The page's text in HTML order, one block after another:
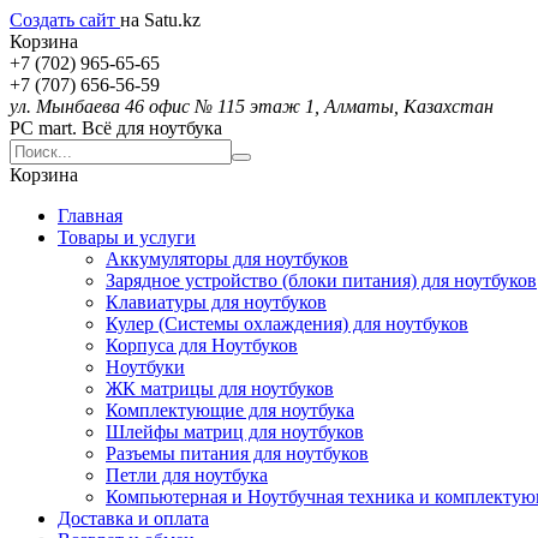
Создать сайт на Satu.kz
Корзина
+7 (702) 965-65-65
+7 (707) 656-56-59
ул. Мынбаева 46 офис № 115 этаж 1, Алматы, Казахстан
PC mart. Всё для ноутбука
Корзина
Главная
Товары и услуги
Аккумуляторы для ноутбуков
Зарядное устройство (блоки питания) для ноутбуков
Клавиатуры для ноутбуков
Кулер (Системы охлаждения) для ноутбуков
Корпуса для Ноутбуков
Ноутбуки
ЖК матрицы для ноутбуков
Комплектующие для ноутбука
Шлейфы матриц для ноутбуков
Разъемы питания для ноутбуков
Петли для ноутбука
Компьютерная и Ноутбучная техника и
Доставка и оплата